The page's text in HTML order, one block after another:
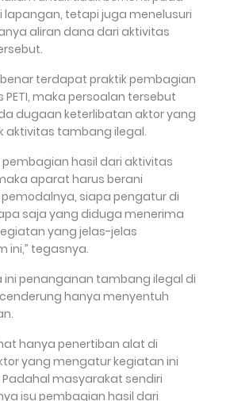
tetapi juga menelusuri
aliran dana dari aktivitas
benar terdapat praktik pembagian
maka persoalan tersebut
dugaan keterlibatan aktor yang
aktivitas tambang ilegal.
pembagian hasil dari aktivitas
aparat harus berani
siapa pengatur di
saja yang diduga menerima
yang jelas-jelas
ini,” tegasnya.
ini penanganan tambang ilegal di
hanya menyentuh
hanya penertiban alat di
yang mengatur kegiatan ini
masyarakat sendiri
isu pembagian hasil dari